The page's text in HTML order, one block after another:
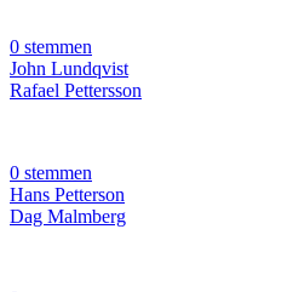
0 stemmen
John Lundqvist
Rafael Pettersson
0 stemmen
Hans Petterson
Dag Malmberg